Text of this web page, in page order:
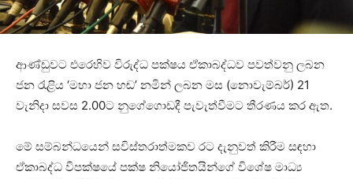
ආණ්ඩුවට එරෙහිව විරුද්ධ පක්ෂය ඒකාබද්ධව පවත්වනු ලබන
ජන රැළිය ‘මහා ජන හඬ’ නමින් ලබන මස (නොවැම්බර්) 21
වැනිදා සවස 2.00ට නුගේගොඩදී පැවැත්වීමට තීරණය කර ඇත.
මේ සම්බන්ධයෙන් සවිස්තරාත්මකව රට දැනුවත් කිරීම සඳහා
ඒකාබද්ධ විපක්ෂයේ පක්ෂ නියෝජිතයින්ගේ විශේෂ මාධ්‍ය